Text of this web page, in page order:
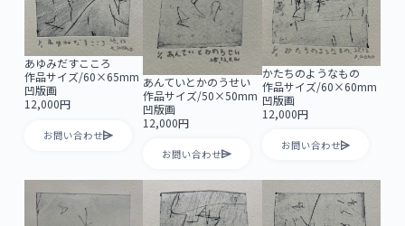
あゆみだすこころ
作品サイズ/60×65mm
凹版画
12,000円
お問い合わせ
あんていとかのうせい
作品サイズ/50×50mm
凹版画
12,000円
お問い合わせ
かたちのようなもの
作品サイズ/60×60mm
凹版画
12,000円
お問い合わせ